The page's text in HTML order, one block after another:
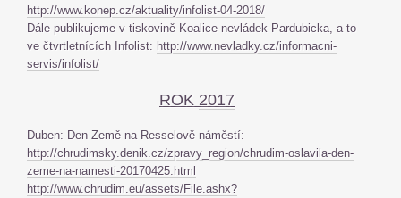
http://www.konep.cz/aktuality/infolist-04-2018/
Dále publikujeme v tiskovině Koalice nevládek Pardubicka, a to
ve čtvrtletnících Infolist: http://www.nevladky.cz/informacni-
servis/infolist/
ROK 2017
Duben: Den Země na Resselově náměstí:
http://chrudimsky.denik.cz/zpravy_region/chrudim-oslavila-den-
zeme-na-namesti-20170425.html
http://www.chrudim.eu/assets/File.ashx?